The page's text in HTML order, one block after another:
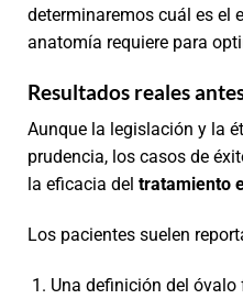
determinaremos cuál es el
anatomía requiere para
Resultados reales
Aunque la legislación y la
prudencia, los casos de
la eficacia del tratamiento
Los pacientes suelen
Una definición del